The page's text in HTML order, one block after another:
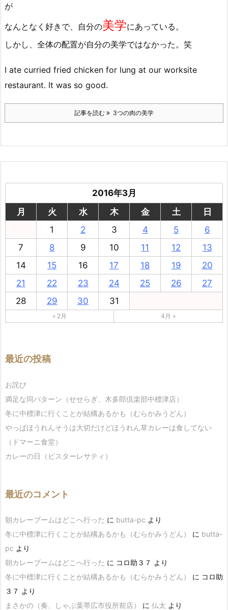
が
なんとなく好きで、自分の美学にあっている。
しかし、全体の配置が自分の美学ではなかった。笑
I ate curried fried chicken for lung at our worksite
restaurant. It was so good.
記事を読む 3つの肉の美学
2016年3月
月
火 水 木 金 土
日
1
2 3 4 5
6
7
8 9 10 11 12
13
14
15 16 17 18 19
20
21
22 23 24 25 26
27
28
29 30 31
« 2月 4月 »
最近の投稿
お詫び
満足な同パターン（せせらぎ、木多郎倶楽部中標津店）
冬に中標津に行くことが結構あるかも（むらかみうどん）
やっぱほうれんそうは大切だけどほうれん草カレーは食してない
（ドマーニ食堂）
カレーの日（ビスターレサティ）
最近のコメント
朝カレーブームはどこへ行った に butta-pc より
冬に中標津に行くことが結構あるかも（むらかみうどん）
に butta-
pc より
朝カレーブームはどこへ行った に コロ助３７ より
冬に中標津に行くことが結構あるかも（むらかみうどん）
に コロ助
３７ より
まさかの（奏、しゃぶ葉帯広市役所前店）
に 仏太 より